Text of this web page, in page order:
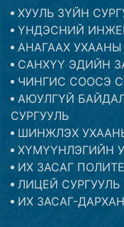
ХУУЛЬ ЗҮЙН
ҮНДЭСНИЙ
АНАГААХ УХААНЫ
САНХҮҮ ЭДИЙН
ЧИНГИС СООСЭ
АЮУЛГҮЙ
СУРГУУЛЬ
ШИНЖЛЭХ
ХҮМҮҮНЛЭГИЙН
ИХ ЗАСАГ
ЛИЦЕЙ СУРГУУЛЬ
ИХ ЗАСАГ-